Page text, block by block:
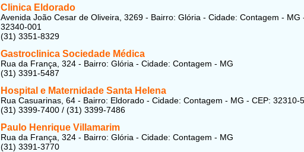
Clinica Eldorado
Avenida João Cesar de Oliveira, 3269 - Bairro: Glória - Cidade: Contagem - MG
32340-001
(31) 3351-8329
Gastroclinica Sociedade Médica
Rua da França, 324 - Bairro: Glória - Cidade: Contagem - MG
(31) 3391-5487
Hospital e Maternidade Santa Helena
Rua Casuarinas, 64 - Bairro: Eldorado - Cidade: Contagem - MG - CEP: 32310-
(31) 3399-7400 / (31) 3399-7486
Paulo Henrique Villamarim
Rua da França, 324 - Bairro: Glória - Cidade: Contagem - MG
(31) 3391-3770